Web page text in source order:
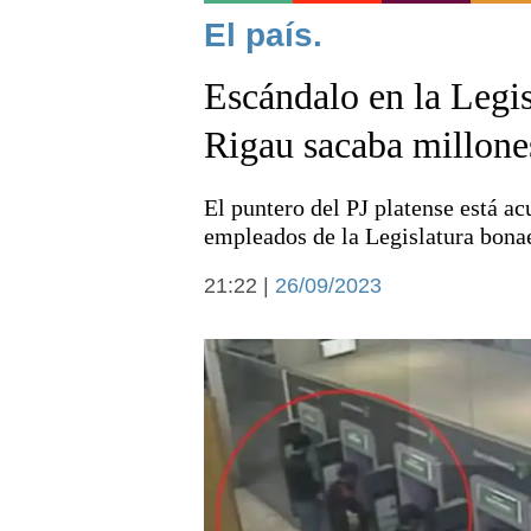
Noticias
Deportes
Arte y cultura
Economía y campo
El país.
Escándalo en la
Rigau sacaba
El puntero del PJ platense está
empleados de la Legislatura
21:22 | 26/09/2023